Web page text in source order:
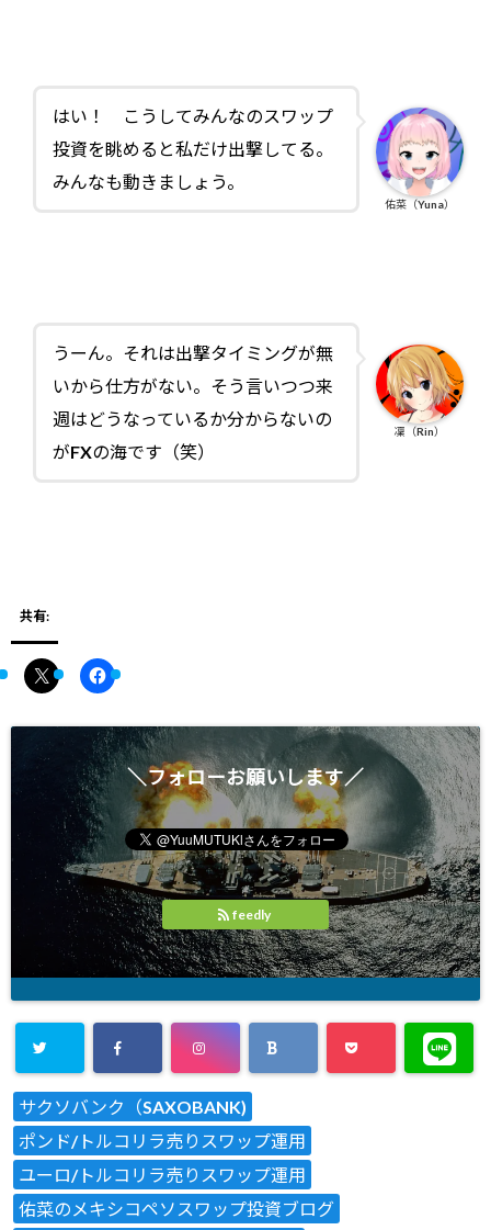
はい！ こうしてみんなのスワップ
投資を眺めると私だけ出撃してる。
みんなも動きましょう。
佑菜（Yuna）
うーん。それは出撃タイミングが無
いから仕方がない。そう言いつつ来
週はどうなっているか分からないの
がFXの海です（笑）
凜（Rin）
共有:
＼フォローお願いします／
feedly
サクソバンク（SAXOBANK)
ポンド/トルコリラ売りスワップ運用
ユーロ/トルコリラ売りスワップ運用
佑菜のメキシコペソスワップ投資ブログ